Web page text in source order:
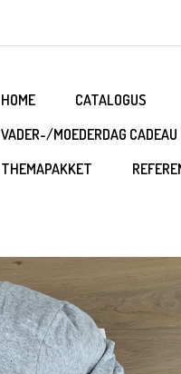
HOME CATALOGUS
VADER-/MOEDERDAG CADEAU
THEMAPAKKET